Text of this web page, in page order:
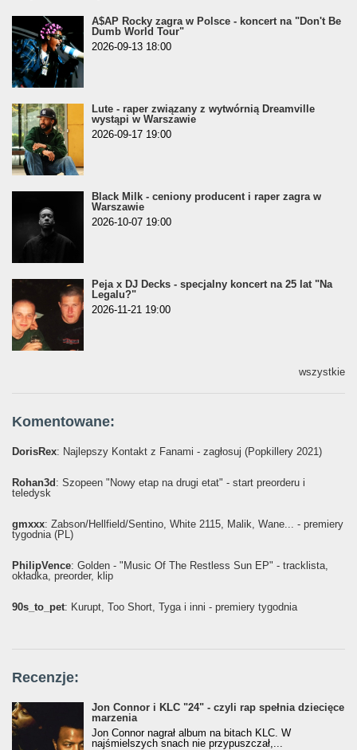
A$AP Rocky zagra w Polsce - koncert na "Don't Be
Dumb World Tour"
2026-09-13 18:00
Lute - raper związany z wytwórnią Dreamville
wystąpi w Warszawie
2026-09-17 19:00
Black Milk - ceniony producent i raper zagra w
Warszawie
2026-10-07 19:00
Peja x DJ Decks - specjalny koncert na 25 lat "Na
Legalu?"
2026-11-21 19:00
wszystkie
Komentowane:
DorisRex: Najlepszy Kontakt z Fanami - zagłosuj (Popkillery 2021)
Rohan3d: Szopeen "Nowy etap na drugi etat" - start preorderu i
teledysk
gmxxx: Żabson/Hellfield/Sentino, White 2115, Malik, Wane... - premiery
tygodnia (PL)
PhilipVence: Golden - "Music Of The Restless Sun EP" - tracklista,
okładka, preorder, klip
90s_to_pet: Kurupt, Too Short, Tyga i inni - premiery tygodnia
Recenzje:
Jon Connor i KLC "24" - czyli rap spełnia dziecięce
marzenia
Jon Connor nagrał album na bitach KLC. W
najśmielszych snach nie przypuszczał,...